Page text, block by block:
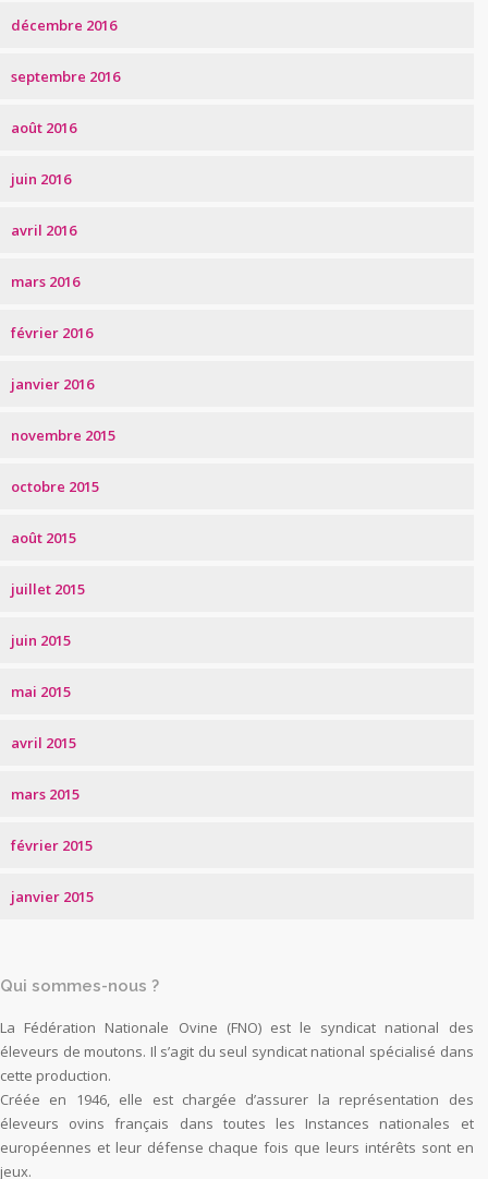
décembre 2016
septembre 2016
août 2016
juin 2016
avril 2016
mars 2016
février 2016
janvier 2016
novembre 2015
octobre 2015
août 2015
juillet 2015
juin 2015
mai 2015
avril 2015
mars 2015
février 2015
janvier 2015
Qui sommes-nous ?
La Fédération Nationale Ovine (FNO) est le syndicat national des
éleveurs de moutons. Il s’agit du seul syndicat national spécialisé dans
cette production.
Créée en 1946, elle est chargée d’assurer la représentation des
éleveurs ovins français dans toutes les Instances nationales et
européennes et leur défense chaque fois que leurs intérêts sont en
jeux.